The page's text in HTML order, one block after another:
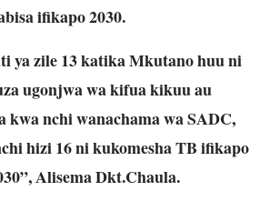
ifikapo 2030.
ya zile 13 katika Mkutano huu ni
ugonjwa wa kifua kikuu au
kwa nchi wanachama wa SADC,
hizi 16 ni kukomesha TB ifikapo
Alisema Dkt.Chaula.